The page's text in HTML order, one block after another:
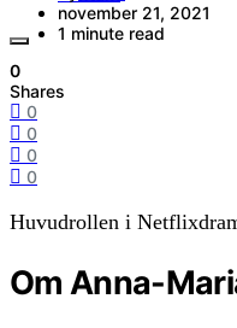
november 21, 2021
1 minute read
0
Shares
0
0
0
0
Huvudrollen i
Om Anna-